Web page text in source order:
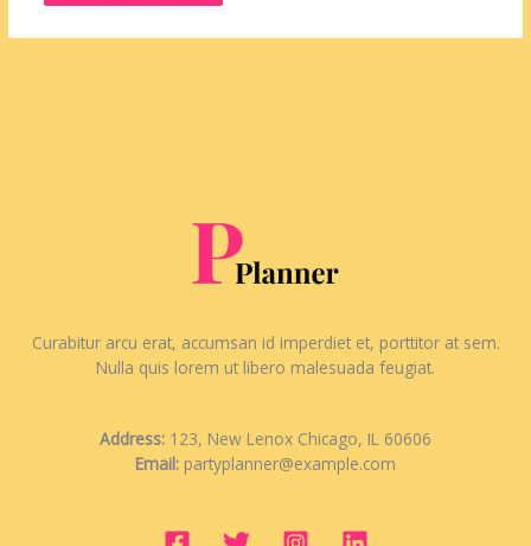
Curabitur arcu erat, accumsan id imperdiet et, porttitor at sem.
Nulla quis lorem ut libero malesuada feugiat.
Address: 123, New Lenox Chicago, IL 60606
Email: partyplanner@example.com